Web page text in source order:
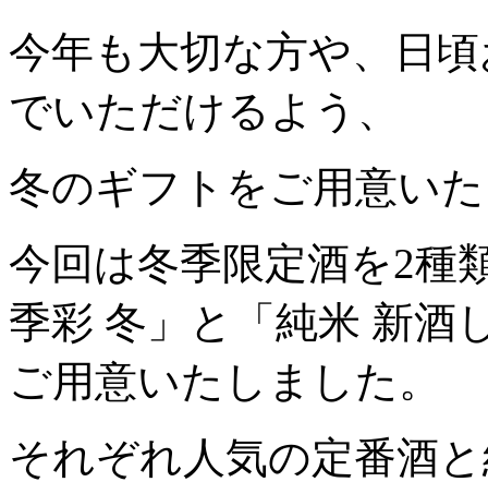
今年も大切な方や、日
でいただけるよう、
冬のギフトをご用意い
今回は冬季限定酒を2種
季彩 冬」と「純米 新酒
ご用意いたしました。
それぞれ人気の定番酒